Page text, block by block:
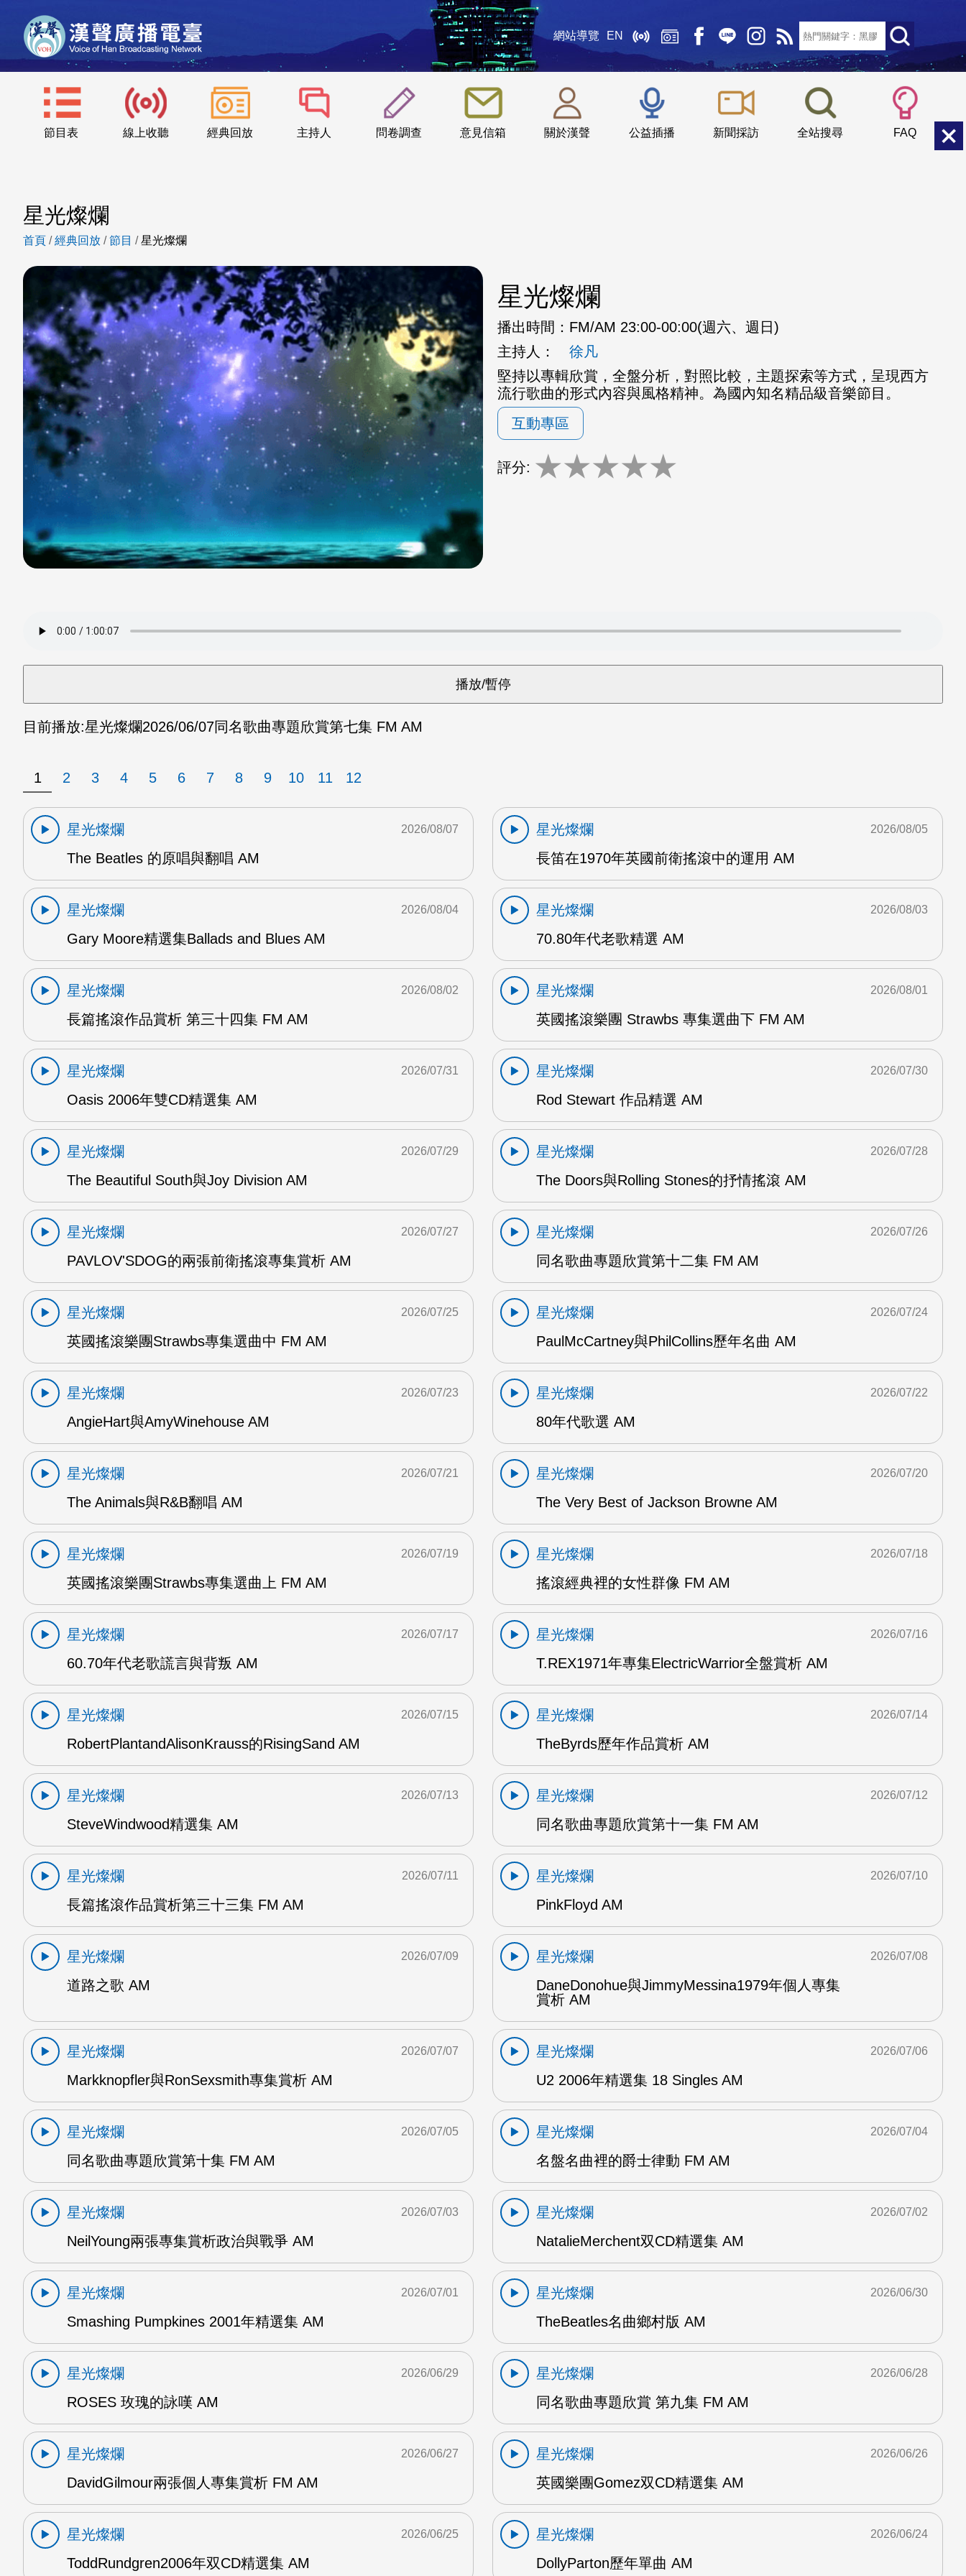
網站導覽 EN
節目表 線上收聽 經典回放 主持人 問卷調查 意見信箱 關於漢聲 公益插播 新聞採訪 全站搜尋 FAQ
::: 小 中
星光燦爛
首頁 /經典回放 /節目 /星光燦爛
星光燦爛
播出時間： FM/AM 23:00-00:00(週六、週日)
主持人：
徐凡
堅持以專輯欣賞，全盤分析，對照比較，主題探索等方式，呈現西方
流行歌曲的形式內容與風格精神。為國內知名精品級音樂節目。
互動專區
評分: ★★★★★
目前播放:星光燦爛2026/06/07同名歌曲專題欣賞第七集 FM AM
1 2 3 4 5 6 7 8 9 10 11 12
星光燦爛
The Beatles 的原唱與翻唱 AM
2026/08/07
星光燦爛
長笛在1970年英國前衛搖滾中的運用 AM
2026/08/05
星光燦爛
Gary Moore精選集Ballads and Blues AM
2026/08/04
星光燦爛
70.80年代老歌精選 AM
2026/08/03
星光燦爛
長篇搖滾作品賞析 第三十四集 FM AM
2026/08/02
星光燦爛
英國搖滾樂團 Strawbs 專集選曲下 FM AM
2026/08/01
星光燦爛
Oasis 2006年雙CD精選集 AM
2026/07/31
星光燦爛
Rod Stewart 作品精選 AM
2026/07/30
星光燦爛
The Beautiful South與Joy Division AM
2026/07/29
星光燦爛
The Doors與Rolling Stones的抒情搖滾 AM
2026/07/28
星光燦爛
PAVLOV'SDOG的兩張前衛搖滾專集賞析 AM
2026/07/27
星光燦爛
同名歌曲專題欣賞第十二集 FM AM
2026/07/26
星光燦爛
英國搖滾樂團Strawbs專集選曲中 FM AM
2026/07/25
星光燦爛
PaulMcCartney與PhilCollins歷年名曲 AM
2026/07/24
星光燦爛
AngieHart與AmyWinehouse AM
2026/07/23
星光燦爛
80年代歌選 AM
2026/07/22
星光燦爛
The Animals與R&B翻唱 AM
2026/07/21
星光燦爛
The Very Best of Jackson Browne AM
2026/07/20
星光燦爛
英國搖滾樂團Strawbs專集選曲上 FM AM
2026/07/19
星光燦爛
搖滾經典裡的女性群像 FM AM
2026/07/18
星光燦爛
60.70年代老歌謊言與背叛 AM
2026/07/17
星光燦爛
T.REX1971年專集ElectricWarrior全盤賞析 AM
2026/07/16
星光燦爛
RobertPlantandAlisonKrauss的RisingSand AM
2026/07/15
星光燦爛
TheByrds歷年作品賞析 AM
2026/07/14
星光燦爛
SteveWindwood精選集 AM
2026/07/13
星光燦爛
同名歌曲專題欣賞第十一集 FM AM
2026/07/12
星光燦爛
長篇搖滾作品賞析第三十三集 FM AM
2026/07/11
星光燦爛
PinkFloyd AM
2026/07/10
星光燦爛
道路之歌 AM
2026/07/09
星光燦爛
DaneDonohue與JimmyMessina1979年個人專集
賞析 AM
2026/07/08
星光燦爛
Markknopfler與RonSexsmith專集賞析 AM
2026/07/07
星光燦爛
U2 2006年精選集 18 Singles AM
2026/07/06
星光燦爛
同名歌曲專題欣賞第十集 FM AM
2026/07/05
星光燦爛
名盤名曲裡的爵士律動 FM AM
2026/07/04
星光燦爛
NeilYoung兩張專集賞析政治與戰爭 AM
2026/07/03
星光燦爛
NatalieMerchent双CD精選集 AM
2026/07/02
星光燦爛
Smashing Pumpkines 2001年精選集 AM
2026/07/01
星光燦爛
TheBeatles名曲鄉村版 AM
2026/06/30
星光燦爛
ROSES 玫瑰的詠嘆 AM
2026/06/29
星光燦爛
同名歌曲專題欣賞 第九集 FM AM
2026/06/28
星光燦爛
DavidGilmour兩張個人專集賞析 FM AM
2026/06/27
星光燦爛
英國樂團Gomez双CD精選集 AM
2026/06/26
星光燦爛
ToddRundgren2006年双CD精選集 AM
2026/06/25
星光燦爛
DollyParton歷年單曲 AM
2026/06/24